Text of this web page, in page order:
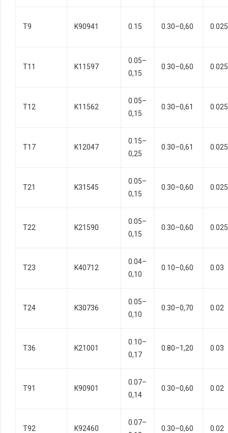
T9 K90941 0.15 0.30–0,60 0.025
T11 K11597
0.05–
0,15
0.30–0,60 0.025
T12 K11562
0.05–
0,15
0.30–0,61 0.025
T17 K12047
0.15–
0,25
0.30–0,61 0.025
T21 K31545
0.05–
0,15
0.30–0,60 0.025
T22 K21590
0.05–
0,15
0.30–0,60 0.025
T23 K40712
0.04–
0,10
0.10–0,60 0.03
T24 K30736
0.05–
0,10
0.30–0,70 0.02
T36 K21001
0.10–
0,17
0.80–1,20 0.03
T91 K90901
0.07–
0,14
0.30–0,60 0.02
T92 K92460
0.07–
0.30–0,60 0.02